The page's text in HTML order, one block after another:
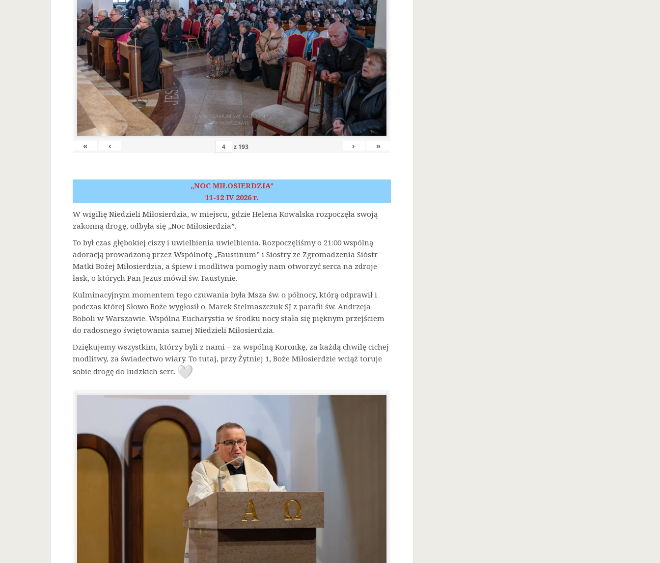
« ‹ z 193 › »
„NOC MIŁOSIERDZIA”
11-12 IV 2026 r.
W wigilię Niedzieli Miłosierdzia, w miejscu, gdzie Helena Kowalska rozpoczęła swoją
zakonną drogę, odbyła się „Noc Miłosierdzia”.
To był czas głębokiej ciszy i uwielbienia uwielbienia. Rozpoczęliśmy o 21:00 wspólną
adoracją prowadzoną przez Wspólnotę „Faustinum” i Siostry ze Zgromadzenia Sióstr
Matki Bożej Miłosierdzia, a śpiew i modlitwa pomogły nam otworzyć serca na zdroje
łask, o których Pan Jezus mówił św. Faustynie.
Kulminacyjnym momentem tego czuwania była Msza św. o północy, którą odprawił i
podczas której Słowo Boże wygłosił o. Marek Stelmaszczuk SJ z parafii św. Andrzeja
Boboli w Warszawie. Wspólna Eucharystia w środku nocy stała się pięknym przejściem
do radosnego świętowania samej Niedzieli Miłosierdzia.
Dziękujemy wszystkim, którzy byli z nami – za wspólną Koronkę, za każdą chwilę cichej
modlitwy, za świadectwo wiary. To tutaj, przy Żytniej 1, Boże Miłosierdzie wciąż toruje
sobie drogę do ludzkich serc.